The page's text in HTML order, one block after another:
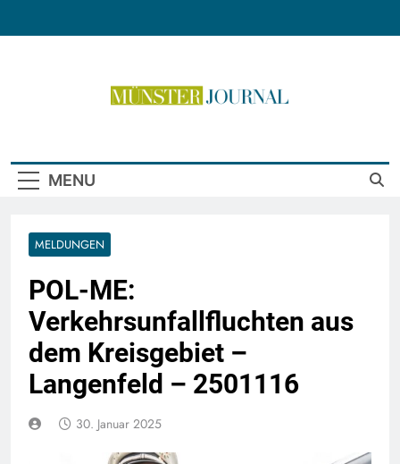
MENU
MELDUNGEN
POL-ME:
Verkehrsunfallfluchten aus
dem Kreisgebiet –
Langenfeld – 2501116
30. Januar 2025